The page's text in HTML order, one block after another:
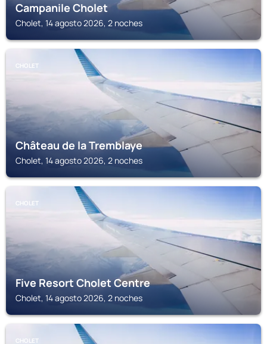
Campanile Cholet
Cholet, 14 agosto 2026, 2 noches
CHOLET
Château de la Tremblaye
Cholet, 14 agosto 2026, 2 noches
CHOLET
Five Resort Cholet Centre
Cholet, 14 agosto 2026, 2 noches
CHOLET